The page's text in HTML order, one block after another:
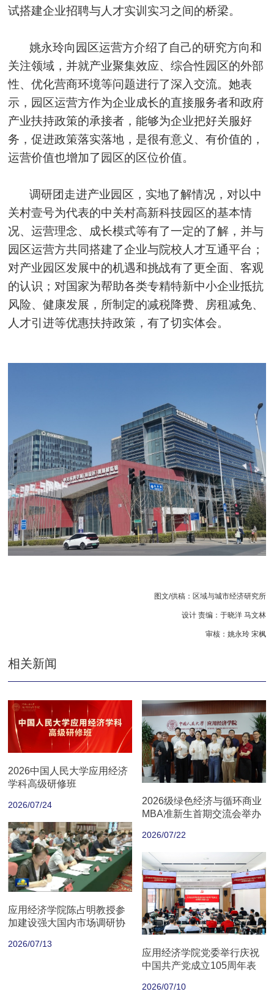
试搭建企业招聘与人才实训实习之间的桥梁。
姚永玲向园区运营方介绍了自己的研究方向和
关注领域，并就产业聚集效应、综合性园区的外部
性、优化营商环境等问题进行了深入交流。她表
示，园区运营方作为企业成长的直接服务者和政府
产业扶持政策的承接者，能够为企业把好关服好
务，促进政策落实落地，是很有意义、有价值的，
运营价值也增加了园区的区位价值。
调研团走进产业园区，实地了解情况，对以中
关村壹号为代表的中关村高新科技园区的基本情
况、运营理念、成长模式等有了一定的了解，并与
园区运营方共同搭建了企业与院校人才互通平台；
对产业园区发展中的机遇和挑战有了更全面、客观
的认识；对国家为帮助各类专精特新中小企业抵抗
风险、健康发展，所制定的减税降费、房租减免、
人才引进等优惠扶持政策，有了切实体会。
图文/供稿：区域与城市经济研究所
设计 责编：于晓洋 马文林
审核：姚永玲 宋枫
相关新闻
2026中国人民大学应用经济
学科高级研修班
2026/07/24
2026级绿色经济与循环商业
MBA准新生首期交流会举办
2026/07/22
应用经济学院陈占明教授参
加建设强大国内市场调研协
2026/07/13
应用经济学院党委举行庆祝
中国共产党成立105周年表
2026/07/10